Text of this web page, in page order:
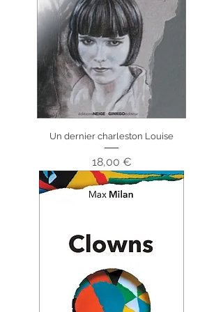
Un dernier charleston Louise
Prix
18,00 €